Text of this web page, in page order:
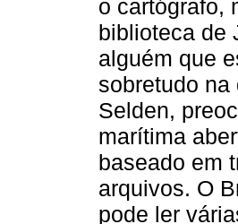
o cartógrafo,
biblioteca de
alguém que
sobretudo
Selden,
marítima
baseado em
arquivos. O
pode ler